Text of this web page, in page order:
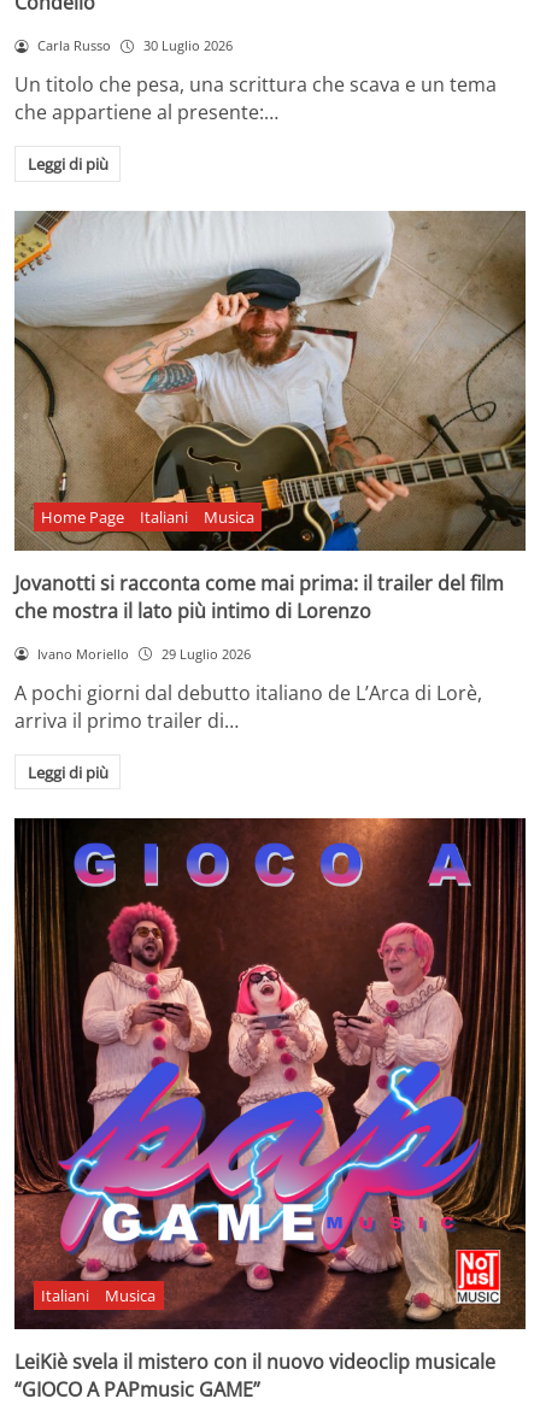
Carla Russo 30 Luglio 2026
Un titolo che pesa, una scrittura che scava e un tema
che appartiene al presente:…
Leggi di più
Home Page Italiani Musica
Jovanotti si racconta come mai prima: il trailer del film
che mostra il lato più intimo di Lorenzo
Ivano Moriello 29 Luglio 2026
A pochi giorni dal debutto italiano de L’Arca di Lorè,
arriva il primo trailer di…
Leggi di più
Italiani Musica
LeiKiè svela il mistero con il nuovo videoclip musicale
“GIOCO A PAPmusic GAME”